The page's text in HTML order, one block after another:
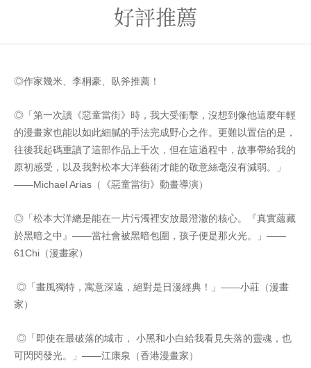
好評推薦
◎作家幾米、李桐豪、臥斧推薦！
◎「第一次讀《惡童當街》時，我大受衝擊，沒想到像他這麼年輕
的漫畫家也能以如此細膩的手法完成野心之作。更難以置信的是，
往後我起碼重讀了這部作品上千次，但在這過程中，故事帶給我的
原初感受，以及我對松本大洋藝術才能的敬意絲毫沒有減弱。」
——Michael Arias（《惡童當街》動畫導演）
◎「松本大洋總是能在一片污濁裡安放最澄澈的核心。『真實蘊藏
於黑暗之中』——當社會被黑暗包圍，孩子便是那火光。」——
61Chi（漫畫家）
◎「畫風獨特，寓意深遠，絕對是日漫經典！」——小莊（漫畫
家）
◎「即使在最破落的城市， 小黑和小白給我看見失落的靈魂，也
可閃閃發光。」——江康泉（香港漫畫家）